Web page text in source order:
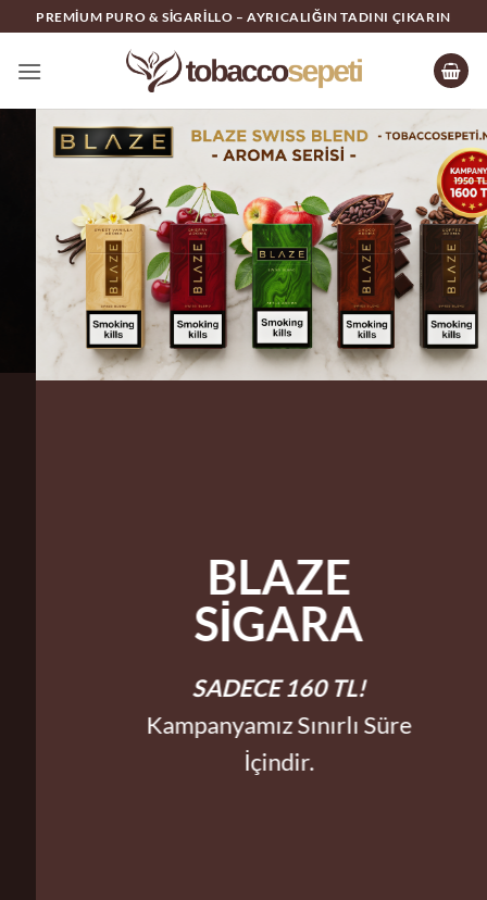
İçeriğe
atla
PREMIUM PURO & SIGARILLO – AYRICALIĞIN TADINI ÇIKARIN
BLAZE
SİGARA
SADECE 160 TL!
Kampanyamız Sınırlı Süre
İçindir.